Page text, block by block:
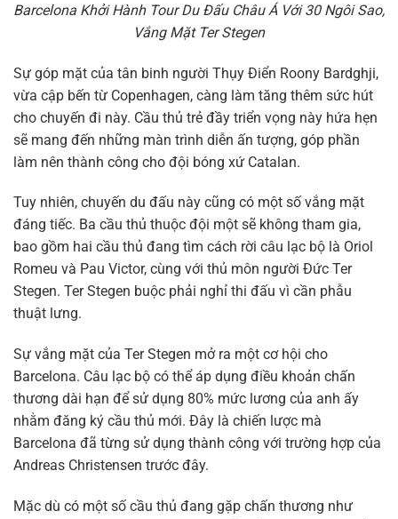
Barcelona Khởi Hành Tour Du Đấu Châu Á Với 30 Ngôi Sao,
Vắng Mặt Ter Stegen
Sự góp mặt của tân binh người Thụy Điển Roony Bardghji,
vừa cập bến từ Copenhagen, càng làm tăng thêm sức hút
cho chuyến đi này. Cầu thủ trẻ đầy triển vọng này hứa hẹn
sẽ mang đến những màn trình diễn ấn tượng, góp phần
làm nên thành công cho đội bóng xứ Catalan.
Tuy nhiên, chuyến du đấu này cũng có một số vắng mặt
đáng tiếc. Ba cầu thủ thuộc đội một sẽ không tham gia,
bao gồm hai cầu thủ đang tìm cách rời câu lạc bộ là Oriol
Romeu và Pau Victor, cùng với thủ môn người Đức Ter
Stegen. Ter Stegen buộc phải nghỉ thi đấu vì cần phẫu
thuật lưng.
Sự vắng mặt của Ter Stegen mở ra một cơ hội cho
Barcelona. Câu lạc bộ có thể áp dụng điều khoản chấn
thương dài hạn để sử dụng 80% mức lương của anh ấy
nhằm đăng ký cầu thủ mới. Đây là chiến lược mà
Barcelona đã từng sử dụng thành công với trường hợp của
Andreas Christensen trước đây.
Mặc dù có một số cầu thủ đang gặp chấn thương như